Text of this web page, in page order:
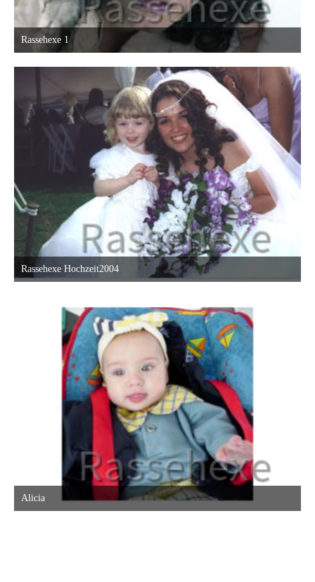
Rassehexe 1
17. Oktober 2015 um 16:03
Rassehexe Hochzeit2004
17. Oktober 2015 um 16:03
Alicia
25. Januar 2017 um 02:22